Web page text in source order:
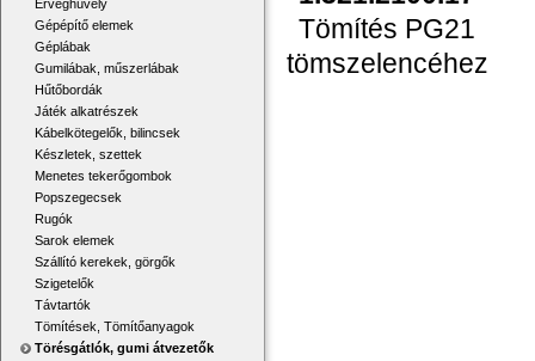
Érvéghüvely
Gépépítő elemek
Géplábak
Gumilábak, műszerlábak
Hűtőbordák
Játék alkatrészek
Kábelkötegelők, bilincsek
Készletek, szettek
Menetes tekerőgombok
Popszegecsek
Rugók
Sarok elemek
Szállító kerekek, görgők
Szigetelők
Távtartók
Tömítések, Tömítőanyagok
Törésgátlók, gumi átvezetők
Tömítés PG21
tömszelencéhez